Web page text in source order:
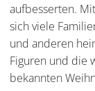
aufbesserten.
sich viele
und anderen
Figuren und die
bekannten